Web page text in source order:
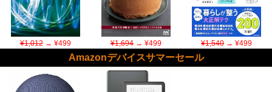
¥1,012→ ¥499 ¥1,694→ ¥499 ¥1,540→ ¥499
Amazonデバイスサマーセール